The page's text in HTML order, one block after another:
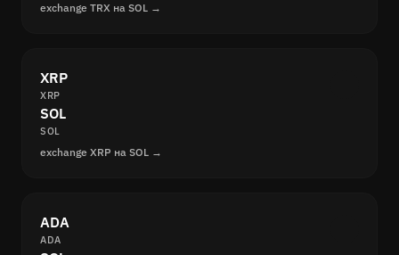
exchange TRX на SOL →
XRP
XRP
SOL
SOL
exchange XRP на SOL →
ADA
ADA